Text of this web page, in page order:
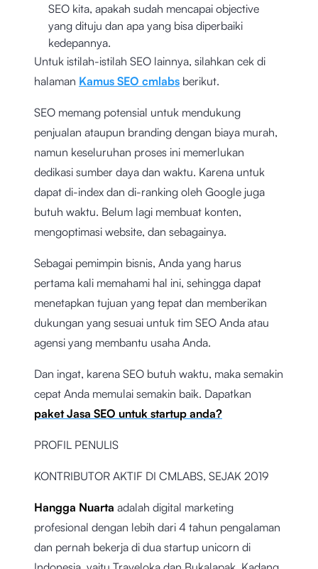
SEO kita, apakah sudah mencapai objective
yang dituju dan apa yang bisa diperbaiki
kedepannya.
Untuk istilah-istilah SEO lainnya, silahkan cek di
halaman Kamus SEO cmlabs berikut.
SEO memang potensial untuk mendukung
penjualan ataupun branding dengan biaya murah,
namun keseluruhan proses ini memerlukan
dedikasi sumber daya dan waktu. Karena untuk
dapat di-index dan di-ranking oleh Google juga
butuh waktu. Belum lagi membuat konten,
mengoptimasi website, dan sebagainya.
Sebagai pemimpin bisnis, Anda yang harus
pertama kali memahami hal ini, sehingga dapat
menetapkan tujuan yang tepat dan memberikan
dukungan yang sesuai untuk tim SEO Anda atau
agensi yang membantu usaha Anda.
Dan ingat, karena SEO butuh waktu, maka semakin
cepat Anda memulai semakin baik. Dapatkan
paket Jasa SEO untuk startup anda?
PROFIL PENULIS
KONTRIBUTOR AKTIF DI CMLABS, SEJAK 2019
Hangga Nuarta adalah digital marketing
profesional dengan lebih dari 4 tahun pengalaman
dan pernah bekerja di dua startup unicorn di